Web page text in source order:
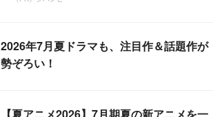
2026年7月夏ドラマも、注目作＆話題作が
勢ぞろい！
【夏アニメ2026】7月期夏の新アニメを一